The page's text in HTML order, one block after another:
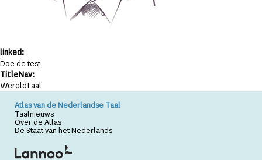
linked:
Doe de test
TitleNav:
Wereldtaal
Atlas van de Nederlandse Taal
Taalnieuws
Over de Atlas
De Staat van het Nederlands